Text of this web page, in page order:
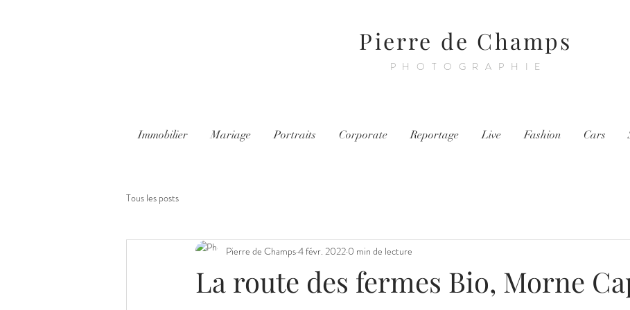
Pierre de Champs
PHOTOGRAPHIE
Immobilier Mariage Portraits Corporate Reportage Live Fashion Cars
Tous les posts
La route des fermes Bio, Morne
Pierre de Champs4 févr. 2022 0 min de lecture